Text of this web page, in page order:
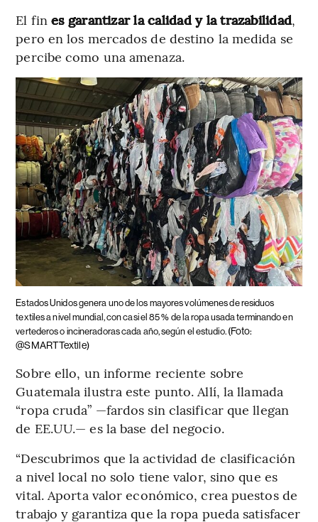
El fines garantizar la calidad y la trazabilidad,
pero en los mercados de destino la medida se
percibe como una amenaza.
Estados Unidos genera uno de los mayores volúmenes de residuos
textiles a nivel mundial, con casi el 85 % de la ropa usada terminando en
vertederos o incineradoras cada año, según el estudio. (Foto:
@SMARTTextile)
Sobre ello, un informe reciente sobre
Guatemala ilustra este punto. Allí, la llamada
“ropa cruda” —fardos sin clasificar que llegan
de EE.UU.— es la base del negocio.
“Descubrimos que la actividad de clasificación
a nivel local no solo tiene valor, sino que es
vital. Aporta valor económico, crea puestos de
trabajo y garantiza que la ropa pueda satisfacer